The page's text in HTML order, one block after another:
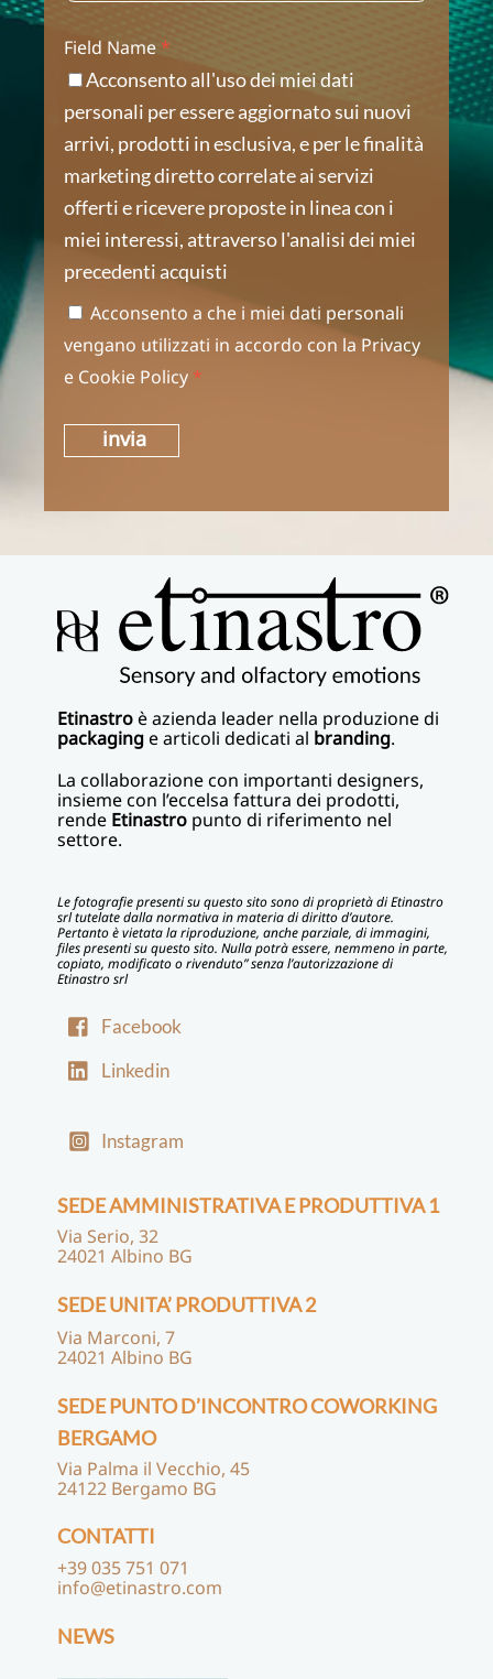
Field Name *
Acconsento all'uso dei miei dati
personali per essere aggiornato sui nuovi
arrivi, prodotti in esclusiva, e per le finalità
marketing diretto correlate ai servizi
offerti e ricevere proposte in linea con i
miei interessi, attraverso l'analisi dei miei
precedenti acquisti
Acconsento a che i miei dati personali
vengano utilizzati in accordo con la Privacy
e Cookie Policy *
invia
Etinastroè azienda leader nella produzione di
packaginge articoli dedicati al branding.
La collaborazione con importanti designers,
insieme con l’eccelsa fattura dei prodotti,
rende Etinastro punto di riferimento nel
settore.
Le fotografie presenti su questo sito sono di proprietà di Etinastro
srl tutelate dalla normativa in materia di diritto d’autore.
Pertanto è vietata la riproduzione, anche parziale, di immagini,
files presenti su questo sito. Nulla potrà essere, nemmeno in parte,
copiato, modificato o rivenduto” senza l’autorizzazione di
Etinastro srl
Facebook
Linkedin
Instagram
SEDE AMMINISTRATIVA E PRODUTTIVA 1
Via Serio, 32
24021 Albino BG
SEDE UNITA’ PRODUTTIVA 2
Via Marconi, 7
24021 Albino BG
SEDE PUNTO D’INCONTRO COWORKING
BERGAMO
Via Palma il Vecchio, 45
24122 Bergamo BG
CONTATTI
+39 035 751 071
info@etinastro.com
NEWS